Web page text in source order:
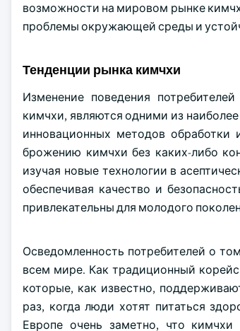
возможности на мировом рынке
проблемы окружающей среды и
Тенденции рынка кимчхи
Изменение поведения
кимчхи, являются одними из
инновационных методов обработки
брожению кимчхи без каких-либо
изучая новые технологии в
обеспечивая качество и
привлекательны для молодого
Осведомленность потребителей о
всем мире. Как традиционный
которые, как известно,
раз, когда люди хотят питаться
Европе очень заметно, что